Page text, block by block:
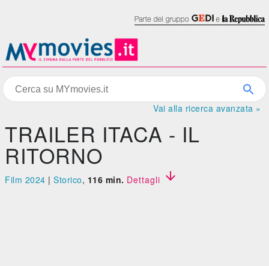
Vai alla ricerca avanzata »
TRAILER ITACA - IL
RITORNO
Film 2024 |Storico, 116 min. Dettagli 